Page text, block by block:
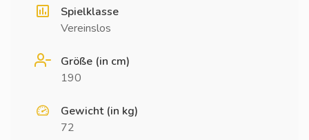
Spielklasse
Vereinslos
Größe (in cm)
190
Gewicht (in kg)
72